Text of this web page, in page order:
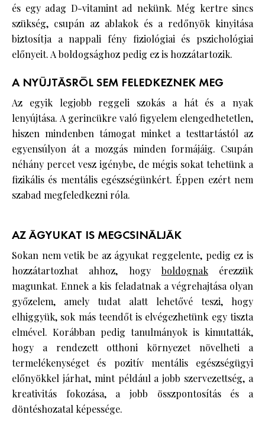
és egy adag D-vitamint ad nekünk. Még kertre sincs
szükség, csupán az ablakok és a redőnyök kinyitása
biztosítja a nappali fény fiziológiai és pszichológiai
előnyeit. A boldogsághoz pedig ez is hozzátartozik.
A NYÚJTÁSRÓL SEM FELEDKEZNEK MEG
Az egyik legjobb reggeli szokás a hát és a nyak
lenyújtása. A gerincükre való figyelem elengedhetetlen,
hiszen mindenben támogat minket a testtartástól az
egyensúlyon át a mozgás minden formájáig. Csupán
néhány percet vesz igénybe, de mégis sokat tehetünk a
fizikális és mentális egészségünkért. Éppen ezért nem
szabad megfeledkezni róla.
AZ ÁGYUKAT IS MEGCSINÁLJÁK
Sokan nem vetik be az ágyukat reggelente, pedig ez is
hozzátartozhat ahhoz, hogy boldognakérezzük
magunkat. Ennek a kis feladatnak a végrehajtása olyan
győzelem, amely tudat alatt lehetővé teszi, hogy
elhiggyük, sok más teendőt is elvégezhetünk egy tiszta
elmével. Korábban pedig tanulmányok is kimutatták,
hogy a rendezett otthoni környezet növelheti a
termelékenységet és pozitív mentális egészségügyi
előnyökkel járhat, mint például a jobb szervezettség, a
kreativitás fokozása, a jobb összpontosítás és a
döntéshozatal képessége.